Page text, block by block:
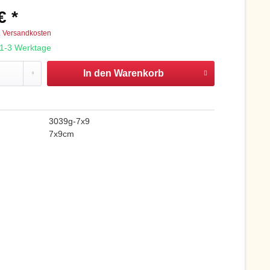
*
Versandkosten
3 Werktage
In den Warenkorb
3039g-7x9
7x9cm